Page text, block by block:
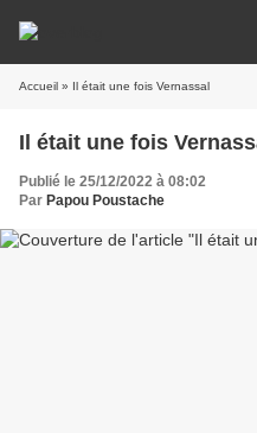
Accueil » Il était une fois Vernassal
Il était une fois
Publié le 25/12/2022 à 08:02
Par Papou Poustache